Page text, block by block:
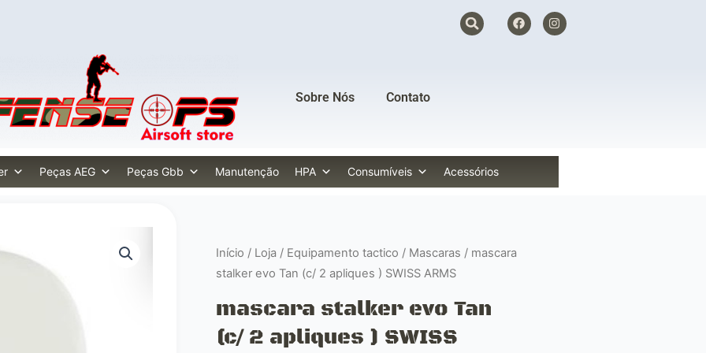
F
a
c
I
n
s
Sobre Nós Contato
Peças AEG Peças Gbb Manutenção HPA Consumíveis Acessórios
Início / Loja / Equipamento tactico / Mascaras / mascara
stalker evo Tan (c/ 2 apliques ) SWISS ARMS
mascara stalker evo Tan
(c/ 2 apliques ) SWISS